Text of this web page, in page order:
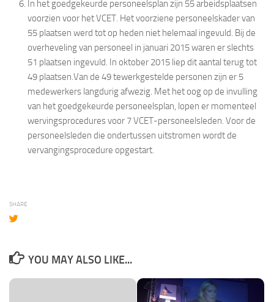
In het goedgekeurde personeelsplan zijn 55 arbeidsplaatsen
voorzien voor het VCET. Het voorziene personeelskader van
55 plaatsen werd tot op heden niet helemaal ingevuld. Bij de
overheveling van personeel in januari 2015 waren er slechts
51 plaatsen ingevuld. In oktober 2015 liep dit aantal terug tot
49 plaatsen.Van de 49 tewerkgestelde personen zijn er 5
medewerkers langdurig afwezig. Met het oog op de invulling
van het goedgekeurde personeelsplan, lopen er momenteel
wervingsprocedures voor 7 VCET-personeelsleden. Voor de
personeelsleden die ondertussen uitstromen wordt de
vervangingsprocedure opgestart.
SHARE
YOU MAY ALSO LIKE...